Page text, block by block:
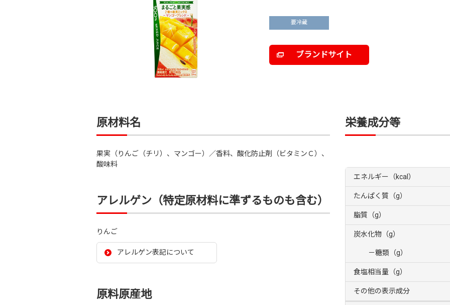
要冷蔵
ブランドサイト
原材料名
果実（りんご（チリ）、マンゴー）／香料、酸化防止剤（ビタミンＣ）、
酸味料
アレルゲン（特定原材料に準ずるものも含む）
りんご
アレルゲン表記について
原料原産地
栄養成分等
エネルギー（kcal）
たんぱく質（g）
脂質（g）
炭水化物（g）
－糖類（g）
食塩相当量（g）
その他の表示成分